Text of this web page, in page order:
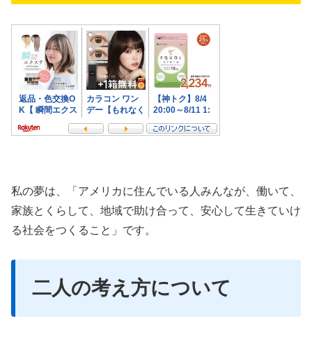
私の夢は、「アメリカに住んでいる人みんなが、働いて、
家族とくらして、地域で助け合って、安心して生きていけ
る社会をつくること」です。
二人の考え方について